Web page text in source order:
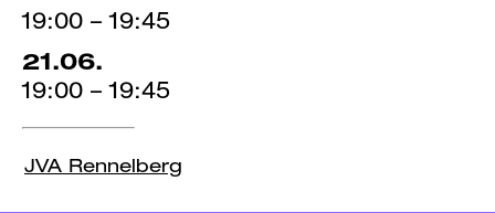
19:00 – 19:45
21.06.
19:00 – 19:45
JVA Rennelberg